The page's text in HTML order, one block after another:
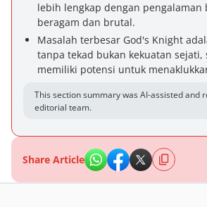
lebih lengkap dengan pengalaman
beragam dan brutal.
Masalah terbesar God's Knight
tanpa tekad bukan kekuatan sejati,
memiliki potensi untuk
This section summary was AI-assisted and
editorial team.
Share Article